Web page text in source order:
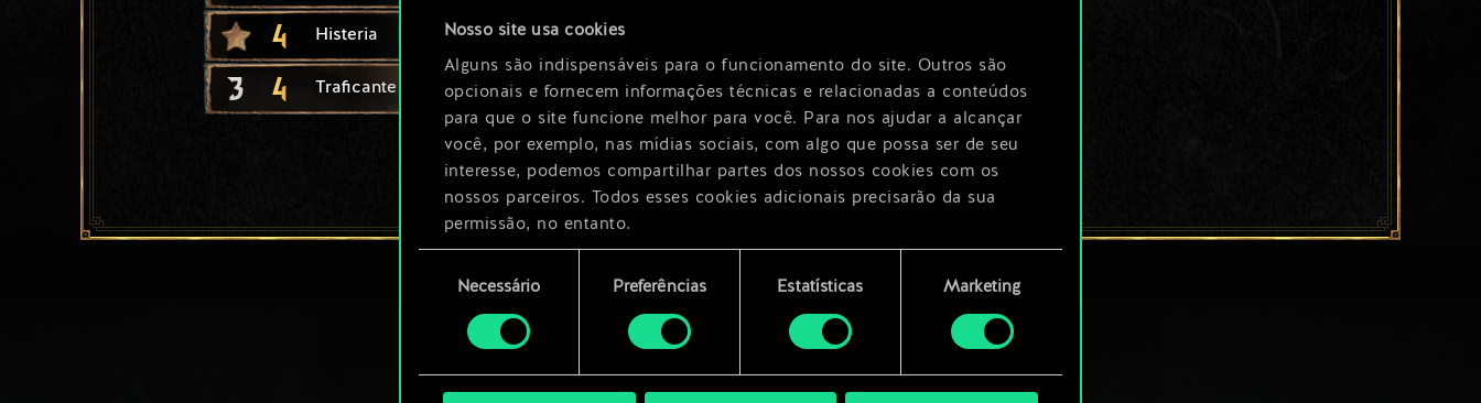
Nosso site usa cookies
Alguns são indispensáveis para o funcionamento do site. Outros são
opcionais e fornecem informações técnicas e relacionadas a conteúdos
para que o site funcione melhor para você. Para nos ajudar a alcançar
você, por exemplo, nas mídias sociais, com algo que possa ser de seu
interesse, podemos compartilhar partes dos nossos cookies com os
nossos parceiros. Todos esses cookies adicionais precisarão da sua
permissão, no entanto.
Você encontrará todos os detalhes sobre o uso de cookies e poderá
consentimento
Necessário Preferências Estatísticas Marketing
4 Histeria x2
3 4 Traficante de Fisstech